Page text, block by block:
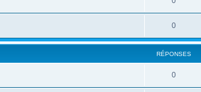
0
RÉPONSES
0